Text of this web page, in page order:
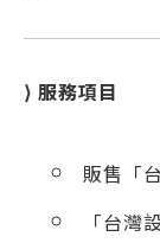
⟩ 服務項目
販售「
「台灣